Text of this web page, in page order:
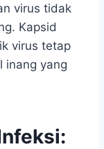
virus tidak
Kapsid
virus tetap
inang yang